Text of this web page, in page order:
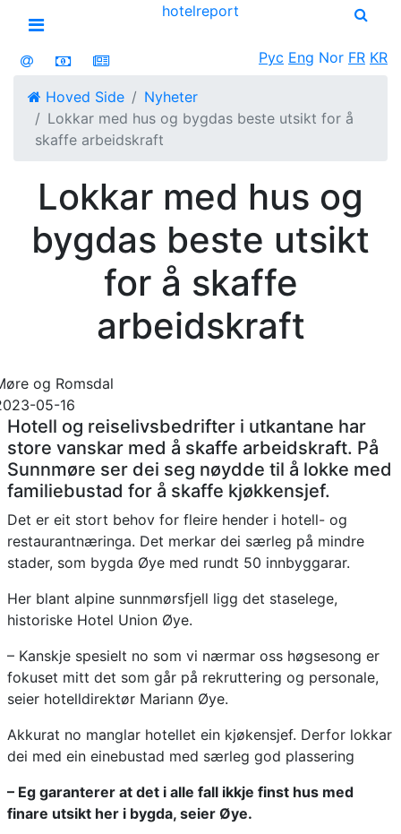
Open menu
hotelreport
Рус Eng Nor FR KR
Hoved Side
Nyheter
Lokkar med hus og bygdas beste utsikt for å
skaffe arbeidskraft
Lokkar med hus og
bygdas beste utsikt
for å skaffe
arbeidskraft
og Romsdal
05-16
Hotell og reiselivsbedrifter i utkantane har
store vanskar med å skaffe arbeidskraft. På
Sunnmøre ser dei seg nøydde til å lokke med
familiebustad for å skaffe kjøkkensjef.
Det er eit stort behov for fleire hender i hotell- og
restaurantnæringa. Det merkar dei særleg på mindre
stader, som bygda Øye med rundt 50 innbyggarar.
Her blant alpine sunnmørsfjell ligg det staselege,
historiske Hotel Union Øye.
– Kanskje spesielt no som vi nærmar oss høgsesong er
fokuset mitt det som går på rekruttering og personale,
seier hotelldirektør Mariann Øye.
Akkurat no manglar hotellet ein kjøkensjef. Derfor lokkar
dei med ein einebustad med særleg god plassering
– Eg garanterer at det i alle fall ikkje finst hus med
finare utsikt her i bygda, seier Øye.